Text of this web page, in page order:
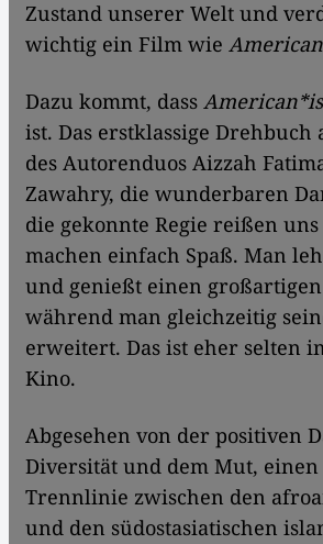
Zustand unserer Welt und
wichtig ein Film wie
Dazu kommt, dass
ist. Das erstklassige Drehbuch
des Autorenduos Aizzah
Zawahry, die wunderbaren
die gekonnte Regie reißen
machen einfach Spaß. Man
und genießt einen
während man gleichzeitig
erweitert. Das ist eher selten
Kino.
Abgesehen von der positiven
Diversität und dem Mut,
Trennlinie zwischen den
und den südostasiatischen